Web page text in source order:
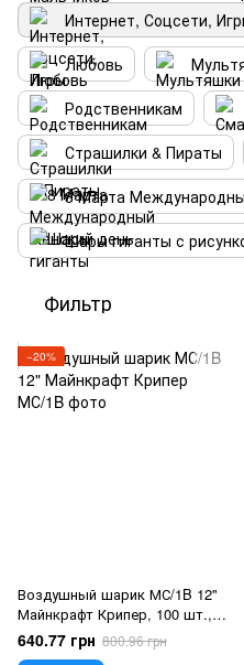
Интернет, Соцсети,
Любовь
Родственникам
Страшилки & Пираты
8 Марта
Шары гиганты с
Фильтр
−20%
Воздушный шарик МС/1B 12"
Майнкрафт Крипер, 100 шт.,
12"/30см., Зеленый,
Майнкрафт
640.77 грн 800.96 грн